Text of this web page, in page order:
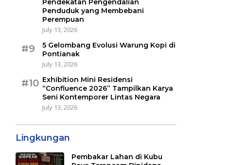
Penduduk yang Membebani
Perempuan
July 13, 2026
#9
5 Gelombang Evolusi Warung Kopi di
Pontianak
July 13, 2026
#10 Exhibition Mini Residensi
“Confluence 2026” Tampilkan Karya
Seni Kontemporer Lintas Negara
July 13, 2026
Lingkungan
Pembakar Lahan di Kubu